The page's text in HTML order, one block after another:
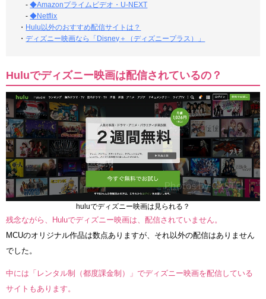
-◆Amazonプライムビデオ・U-NEXT
-◆Netflix
・ Hulu以外のおすすめ配信サイトは？
・ディズニー映画なら「Disney＋（ディズニープラス）」
Huluでディズニー映画は配信されているの？
huluでディズニー映画は見られる？
残念ながら、Huluでディズニー映画は、配信されていません。
MCUのオリジナル作品は数点ありますが、それ以外の配信はありません
でした。
中には「レンタル制（都度課金制）」でディズニー映画を配信している
サイトもあります。